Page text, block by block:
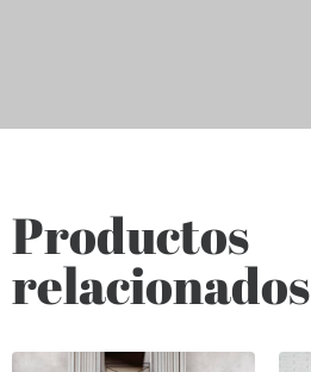
Productos
relacionados